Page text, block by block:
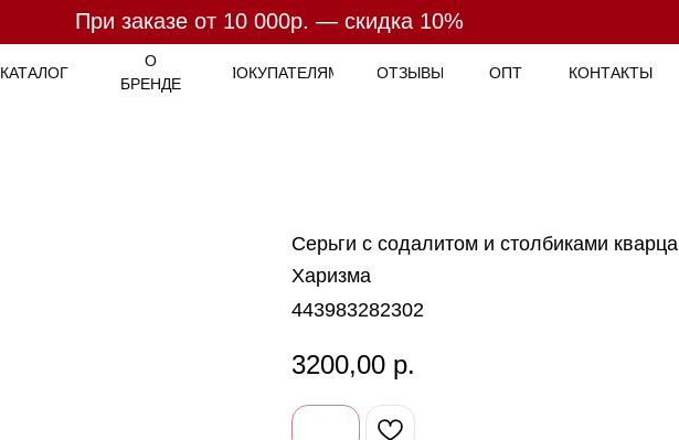
При заказе от 7 000р. - бесплатная доставка
- 4 платежа по
25%
Оплата
При заказе от 10 000р. — скидка 10%
ОПТ
КАТАЛОГ
О
БРЕНДЕ
ПОКУПАТЕЛЯМ ОТЗЫВЫ КОНТАКТЫ
Серьги с содалитом и столбиками кварца
Харизма
443983282302
3200,00 р.